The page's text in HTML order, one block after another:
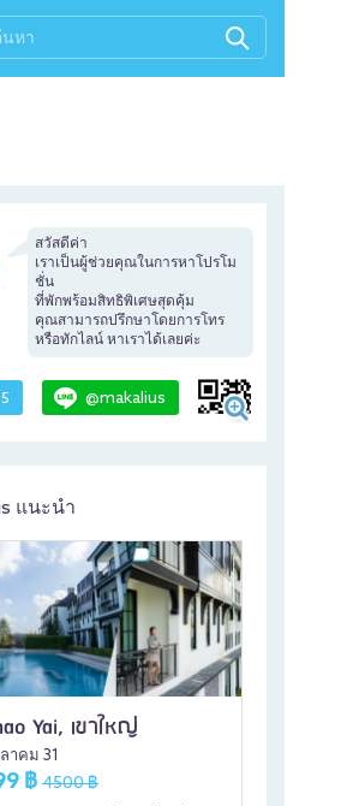
สวัสดีค่า
เราเป็นผู้ช่วยคุณในการหาโปรโม
ชั่น
ที่พักพร้อมสิทธิพิเศษสุดคุ้ม
คุณสามารถปรึกษาโดยการโทร
หรือทักไลน์ หาเราได้เลยค่ะ
@makalius
แนะนำ
Yai, เขาใหญ่
าคม 31
฿ 4500 ฿